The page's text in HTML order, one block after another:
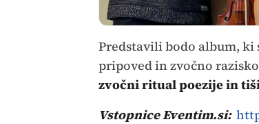
Predstavili bodo album,
pripoved in zvočno
zvočni ritual poezije in
Vstopnice Eventim.si: